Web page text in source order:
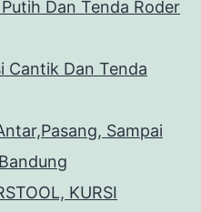
Dan Tenda Roder
Cantik Dan Tenda
Sampai
KURSI